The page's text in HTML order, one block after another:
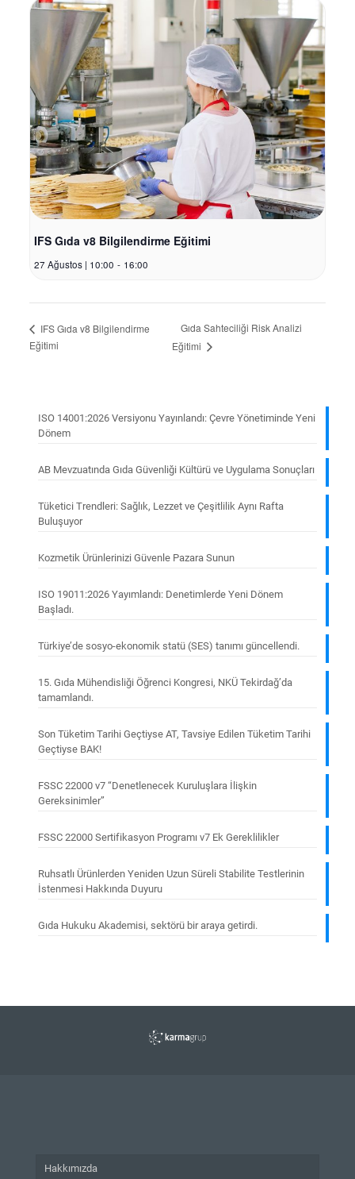
IFS Gıda v8 Bilgilendirme Eğitimi
27 Ağustos | 10:00 - 16:00
IFS Gıda v8 Bilgilendirme
Eğitimi
Gıda Sahteciliği Risk Analizi
Eğitimi
ISO 14001:2026 Versiyonu Yayınlandı: Çevre Yönetiminde Yeni
Dönem
AB Mevzuatında Gıda Güvenliği Kültürü ve Uygulama Sonuçları
Tüketici Trendleri: Sağlık, Lezzet ve Çeşitlilik Aynı Rafta
Buluşuyor
Kozmetik Ürünlerinizi Güvenle Pazara Sunun
ISO 19011:2026 Yayımlandı: Denetimlerde Yeni Dönem
Başladı.
Türkiye’de sosyo-ekonomik statü (SES) tanımı güncellendi.
15. Gıda Mühendisliği Öğrenci Kongresi, NKÜ Tekirdağ’da
tamamlandı.
Son Tüketim Tarihi Geçtiyse AT, Tavsiye Edilen Tüketim Tarihi
Geçtiyse BAK!
FSSC 22000 v7 “Denetlenecek Kuruluşlara İlişkin
Gereksinimler”
FSSC 22000 Sertifikasyon Programı v7 Ek Gereklilikler
Ruhsatlı Ürünlerden Yeniden Uzun Süreli Stabilite Testlerinin
İstenmesi Hakkında Duyuru
Gıda Hukuku Akademisi, sektörü bir araya getirdi.
Hakkımızda